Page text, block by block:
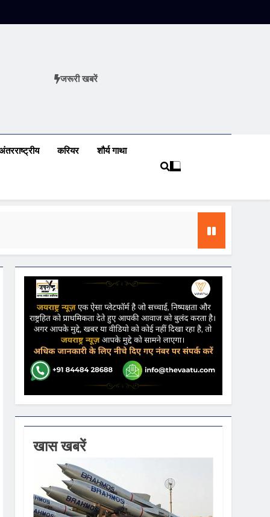
जरूरी खबरें
करियर शौर्य गाथा
की आशंका
कहा- कार्यक्रम से सरकार का कोई संबंध नहीं
वस्त्रों को मिलेगा बढ़ावा
खास खबरें